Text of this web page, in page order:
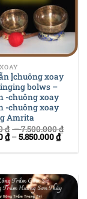
]chuông xoay
bolws –
-chuông xoay
-chuông xoay
Amrita
₫ –7.500.000₫
₫–5.850.000₫